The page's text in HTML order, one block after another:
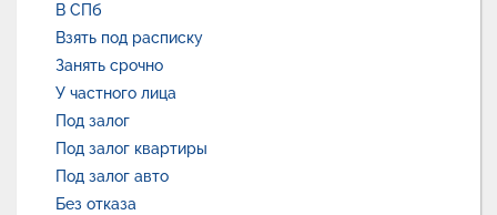
В СПб
Взять под расписку
Занять срочно
У частного лица
Под залог
Под залог квартиры
Под залог авто
Без отказа